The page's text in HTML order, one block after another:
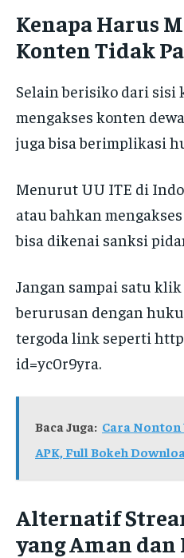
Kenapa Harus
Konten Tidak
Selain berisiko dari sisi
mengakses konten
juga bisa berimplikasi
Menurut UU ITE di
atau bahkan
bisa dikenai sanksi
Jangan sampai satu
berurusan dengan
tergoda link seperti
id=yc0r9yra.
Baca Juga: Cara Nonton
APK, Full Bokeh
Alternatif
yang Aman